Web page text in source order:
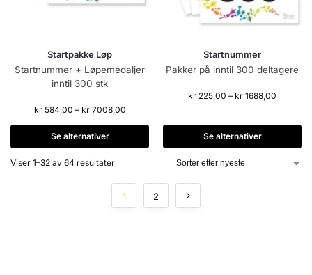
Startpakke Løp
Startnummer + Løpemedaljer
inntil 300 stk
kr584,00 – kr7008,00
Se alternativer
Startnummer
Pakker på inntil 300 deltagere
kr 225,00 – kr 1688,00
Se alternativer
Viser 1–32 av 64 resultater
1 2